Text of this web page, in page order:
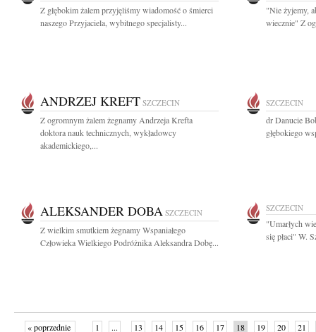
Z głębokim żalem przyjęliśmy wiadomość o śmierci
naszego Przyjaciela, wybitnego specjalisty...
"Nie żyjemy,
wiecznie" Z
ANDRZEJ KREFT SZCZECIN
Z ogromnym żalem żegnamy Andrzeja Krefta
doktora nauk technicznych, wykładowcy
akademickiego,...
SZCZECIN
dr Danucie
głębokiego
ALEKSANDER DOBA SZCZECIN
Z wielkim smutkiem żegnamy Wspaniałego
Człowieka Wielkiego Podróżnika Aleksandra Dobę...
SZCZECIN
"Umarłych
się płaci" W.
« poprzednie 1 ... 13 14 15 16 17 18 19 20 21